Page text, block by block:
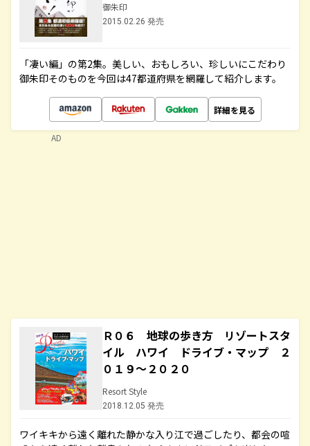
御朱印
2015.02.26 発売
「凄い編」の第2集。美しい、おもしろい、珍しいにこだわり
御朱印そのものを今回は47都道府県を網羅して紹介します。
詳細を見る
Ｒ０６ 地球の歩き方 リゾートスタ
イル ハワイ ドライブ・マップ ２
０１９～２０２０
Resort Style
2018.12.05 発売
ワイキキから遠く離れた静かな入り江で過ごしたり、都会の喧
AD